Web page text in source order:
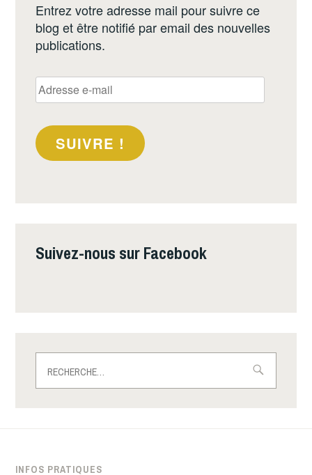
Entrez votre adresse mail pour suivre ce
blog et être notifié par email des nouvelles
publications.
Adresse
e-
SUIVRE !
Suivez-nous sur Facebook
INFOS PRATIQUES